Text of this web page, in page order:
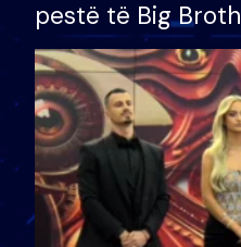
pestë të Big
çmimin e madh